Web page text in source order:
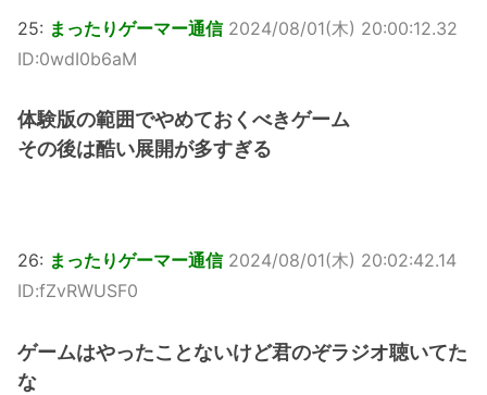
25: まったりゲーマー通信 2024/08/01(木) 20:00:12.32
ID:0wdI0b6aM
体験版の範囲でやめておくべきゲーム
その後は酷い展開が多すぎる
26: まったりゲーマー通信 2024/08/01(木) 20:02:42.14
ID:fZvRWUSF0
ゲームはやったことないけど君のぞラジオ聴いてた
な